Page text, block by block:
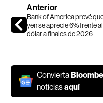
Anterior
Bank of America prevé
yen se aprecie 6% frente al
dólar a finales de 2026
Convierta
noticiasaquí